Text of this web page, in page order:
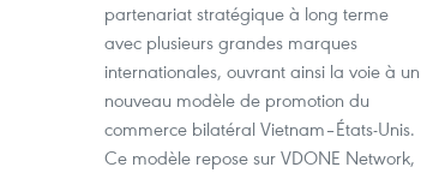
partenariat stratégique à long terme
avec plusieurs grandes marques
internationales, ouvrant ainsi la voie à un
nouveau modèle de promotion du
commerce bilatéral Vietnam–États-Unis.
Ce modèle repose sur VDONE Network,